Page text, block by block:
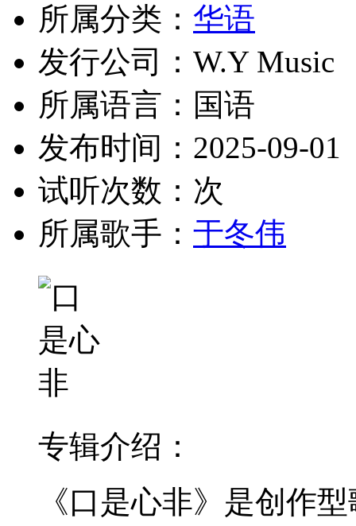
所属分类： 华语
发行公司：W.Y Music
所属语言：国语
发布时间：2025-09-01
试听次数： 次
所属歌手： 于冬伟
专辑介绍：
《口是心非》是创作